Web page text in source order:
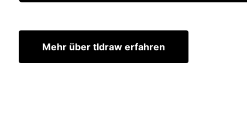
Mehr über tldraw erfahren